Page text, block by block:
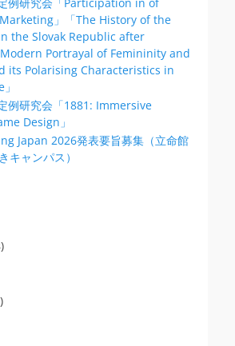
」「The History of the
the Slovak Republic after
Portrayal of Femininity and
its Polarising Characteristics in
例研究会「1881: Immersive
Design」
Japan 2026発表要旨募集（立命館
キャンパス）